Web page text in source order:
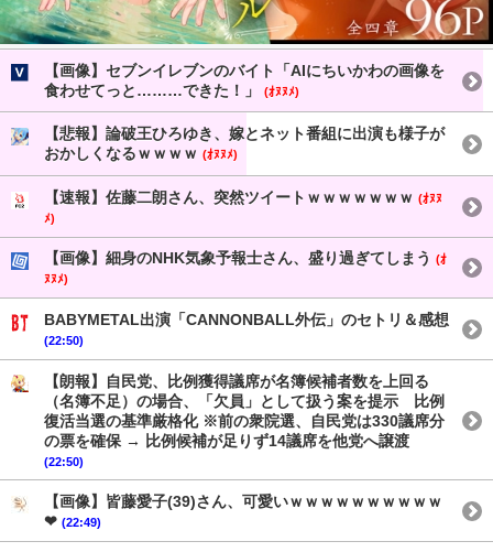
【画像】セブンイレブンのバイト「AIにちいかわの画像を
食わせてっと………できた！」
(ｵﾇﾇﾒ)
【悲報】論破王ひろゆき、嫁とネット番組に出演も様子が
おかしくなるｗｗｗｗ (ｵﾇﾇﾒ)
【速報】佐藤二朗さん、突然ツイートｗｗｗｗｗｗｗ (ｵﾇﾇ
ﾒ)
【画像】細身のNHK気象予報士さん、盛り過ぎてしまう (ｵ
ﾇﾇﾒ)
BABYMETAL出演「CANNONBALL外伝」のセトリ＆感想
(22:50)
【朗報】自民党、比例獲得議席が名簿候補者数を上回る
（名簿不足）の場合、「欠員」として扱う案を提示 比例
復活当選の基準厳格化 ※前の衆院選、自民党は330議席分
の票を確保 → 比例候補が足りず14議席を他党へ譲渡
(22:50)
【画像】皆藤愛子(39)さん、可愛いｗｗｗｗｗｗｗｗｗｗ
❤ (22:49)